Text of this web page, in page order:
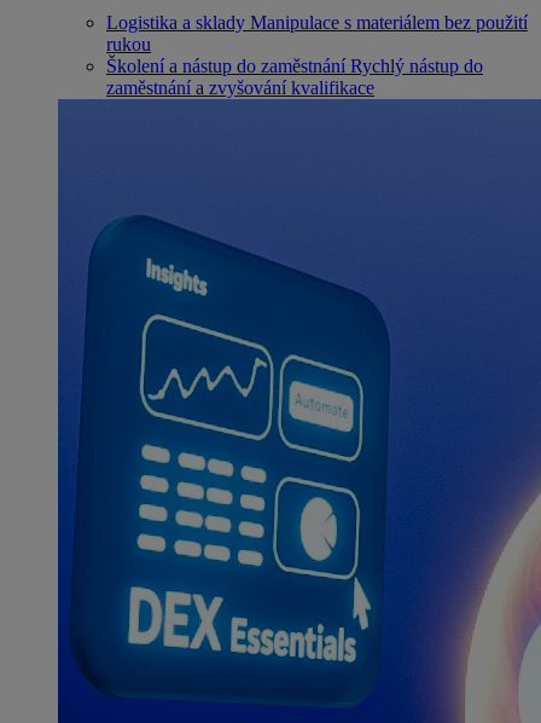
Logistika a sklady Manipulace s materiálem bez použití
rukou
Školení a nástup do zaměstnání Rychlý nástup do
zaměstnání a zvyšování kvalifikace